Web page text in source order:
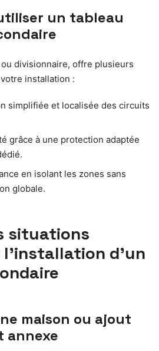
un tableau
divisionnaire, offre plusieurs
installation :
simplifiée et localisée des circuits
grâce à une protection adaptée
en isolant les zones sans
globale.
situations
d’un
maison ou ajout
annexe